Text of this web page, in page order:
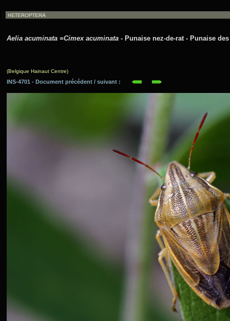
Aelia acuminata =Cimex acuminata - Punaise nez-de-rat - Punaise
(Belgique Hainaut Centre)
INS-4701 - Document précédent / suivant :